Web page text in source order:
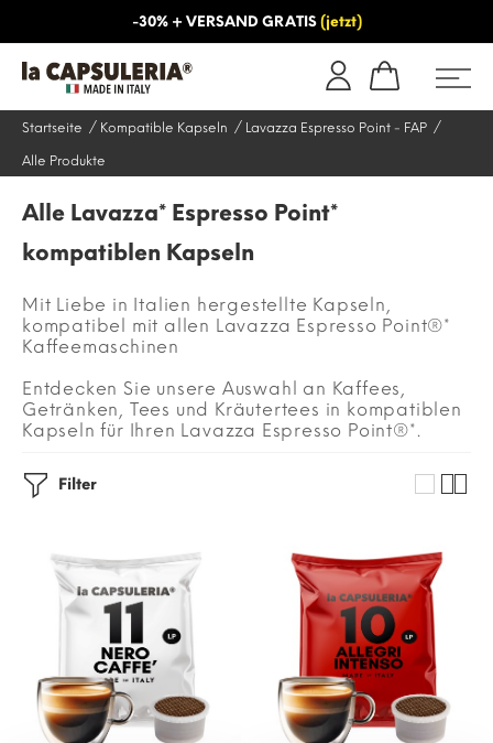
-30% + VERSAND GRATIS (jetzt)
Startseite Kompatible Kapseln Lavazza Espresso Point - FAP
Alle Produkte
Alle Lavazza* Espresso Point*
kompatiblen Kapseln
Mit Liebe in Italien hergestellte Kapseln,
kompatibel mit allen Lavazza Espresso Point®*
Kaffeemaschinen
Entdecken Sie unsere Auswahl an Kaffees,
Getränken, Tees und Kräutertees in kompatiblen
Kapseln für Ihren Lavazza Espresso Point®*.
Filter